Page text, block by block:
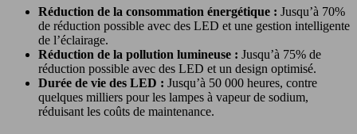
Réduction de la consommation énergétique : Jusqu’à 70%
de réduction possible avec des LED et une gestion intelligente
de l’éclairage.
Réduction de la pollution lumineuse : Jusqu’à 75% de
réduction possible avec des LED et un design optimisé.
Durée de vie des LED : Jusqu’à 50 000 heures, contre
quelques milliers pour les lampes à vapeur de sodium,
réduisant les coûts de maintenance.